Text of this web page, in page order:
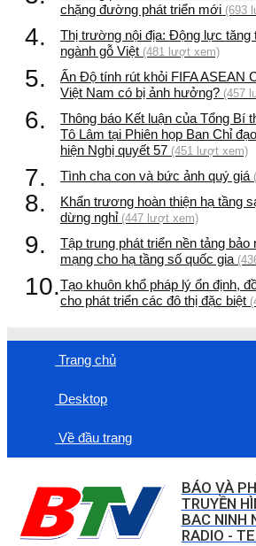
chặng đường phát triển mới (693
4.
Thị trường nội địa: Động lực
ngành gỗ Việt (481 lượt xem)
5.
Ấn Độ tính rút khỏi FIFA ASEAN
Việt Nam có bị ảnh hưởng? (457
6.
Thông báo Kết luận của Tổng Bí
Tô Lâm tại Phiên họp Ban Chỉ
hiện Nghị quyết 57 (451 lượt xem)
7. Tình cha con và bức ảnh quý giá
8.
Khẩn trương hoàn thiện hạ tầng
dừng nghỉ (447 lượt xem)
9.
Tập trung phát triển nền tảng bảo
mạng cho hạ tầng số quốc gia
10.Tạo khuôn khổ pháp lý ổn định,
cho phát triển các đô thị đặc biệt
Trang chủ
Desktop
Về đầu trang
BÁO VÀ
TRUYỀN
BAC NINH
RADIO -